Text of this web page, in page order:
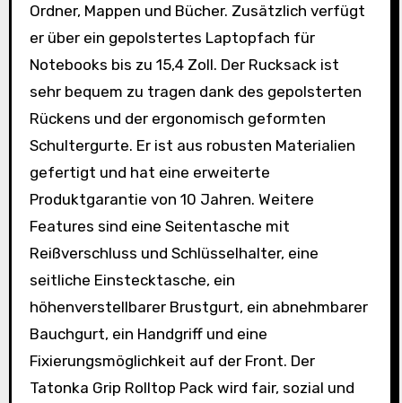
Ordner, Mappen und Bücher. Zusätzlich verfügt
er über ein gepolstertes Laptopfach für
Notebooks bis zu 15,4 Zoll. Der Rucksack ist
sehr bequem zu tragen dank des gepolsterten
Rückens und der ergonomisch geformten
Schultergurte. Er ist aus robusten Materialien
gefertigt und hat eine erweiterte
Produktgarantie von 10 Jahren. Weitere
Features sind eine Seitentasche mit
Reißverschluss und Schlüsselhalter, eine
seitliche Einstecktasche, ein
höhenverstellbarer Brustgurt, ein abnehmbarer
Bauchgurt, ein Handgriff und eine
Fixierungsmöglichkeit auf der Front. Der
Tatonka Grip Rolltop Pack wird fair, sozial und